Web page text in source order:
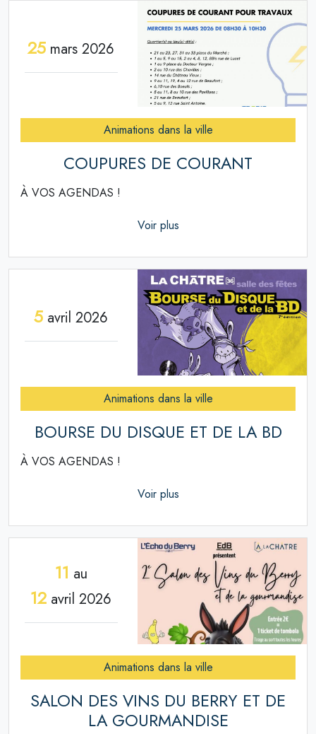
25 mars 2026
Animations dans la ville
COUPURES DE COURANT
À VOS AGENDAS !
Voir plus
5 avril 2026
Animations dans la ville
BOURSE DU DISQUE ET DE LA BD
À VOS AGENDAS !
Voir plus
11 au
12 avril 2026
Animations dans la ville
SALON DES VINS DU BERRY ET DE
LA GOURMANDISE